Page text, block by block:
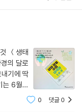
보고 직접 나무를 심어요
어요
무역에 대해 알아봐요
한 여러 가지 지식을
될 중요한 존재입니다.
는 나라가 있는 반면 어
다. 그래서 오늘은 혼합
끗하게 걸러주는 간이
의 모둠에서 만든 간이
는 낙엽, 모래, 자갈 등이
을 간이 정수기에 따르
이들이 자연스럽게 느낄
하는 일은 달라도 지
서 저는 어두운 우주 속
환경 수업을 합니다.”
업을 진행하며 지구의
＜생태
의 달로
기에 딱
는 6월뿐
.지구의
집인 지
0 댓글0